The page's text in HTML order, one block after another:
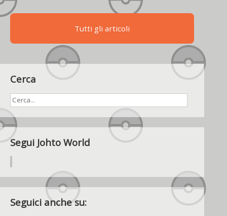
Tutti gli articoli
Cerca
Segui Johto World
Seguici anche su: